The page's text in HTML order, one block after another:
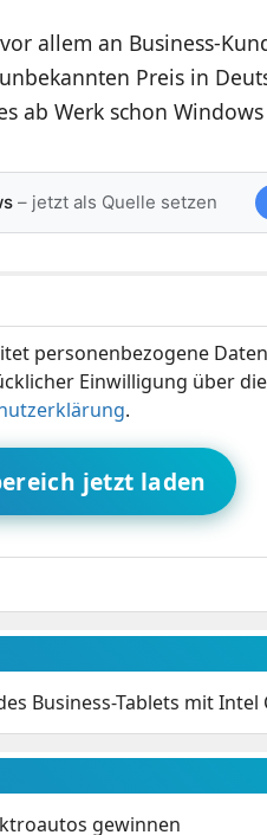
allem an Business-
Preis in
ab Werk schon
– jetzt als Quelle setzen
personenbezogene
Einwilligung über
.
jetzt laden
Business-Tablets mit
gewinnen